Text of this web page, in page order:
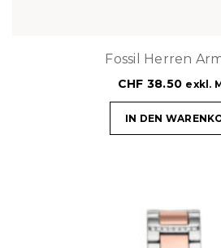
Fossil Herren
CHF 38.50 exkl.
IN DEN